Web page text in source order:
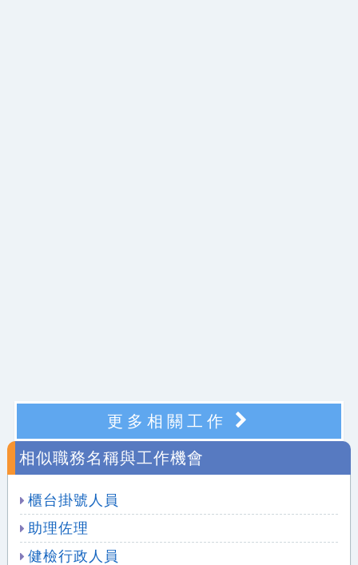
更多相關工作
相似職務名稱與工作機會
櫃台掛號人員
助理佐理
健檢行政人員